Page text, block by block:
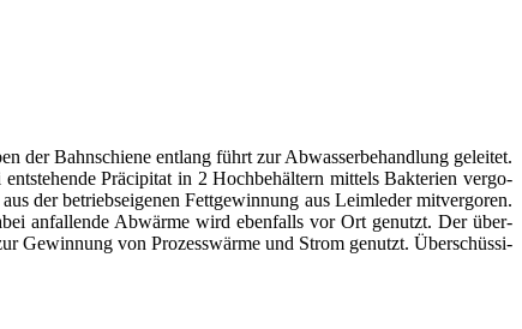
der Bahn­schie­ne ent­lang führt zur Abwas­ser­be­hand­lung gelei­tet.
Präci­pi­tat in 2 Hoch­be­häl­tern mit­tels Bak­te­ri­en ver­go­
der betriebs­ei­ge­nen Fett­ge­win­nung aus Leim­le­der mit­ver­go­ren.
anfal­len­de Abwär­me wird eben­falls vor Ort genutzt. Der über­
Gewin­nung von Pro­zess­wär­me und Strom genutzt. Über­schüs­si­